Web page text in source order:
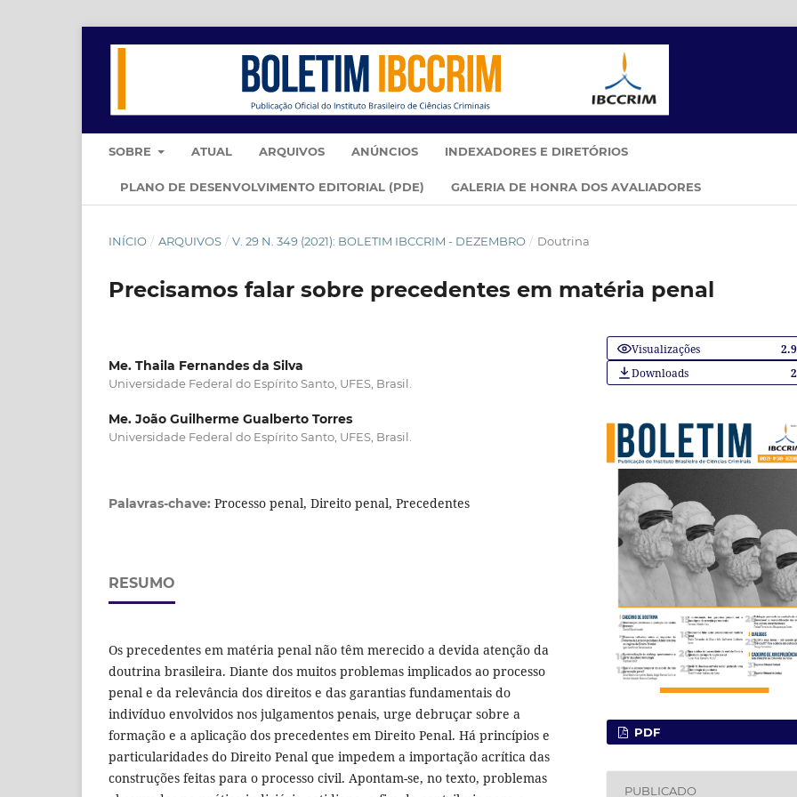
SOBRE ATUAL ARQUIVOS ANÚNCIOS INDEXADORES E DIRETÓRIOS
PLANO DE DESENVOLVIMENTO EDITORIAL (PDE) GALERIA DE HONRA DOS AVALIADORES
INÍCIO / ARQUIVOS / V. 29 N. 349 (2021): BOLETIM IBCCRIM - DEZEMBRO / Doutrina
Precisamos falar sobre precedentes em matéria penal
Me. Thaila Fernandes da Silva
Universidade Federal do Espírito Santo, UFES, Brasil.
Me. João Guilherme Gualberto Torres
Universidade Federal do Espírito Santo, UFES, Brasil.
Palavras-chave: Processo penal, Direito penal, Precedentes
RESUMO
Os precedentes em matéria penal não têm merecido a devida atenção da
doutrina brasileira. Diante dos muitos problemas implicados ao processo
penal e da relevância dos direitos e das garantias fundamentais do
indivíduo envolvidos nos julgamentos penais, urge debruçar sobre a
formação e a aplicação dos precedentes em Direito Penal. Há princípios e
particularidades do Direito Penal que impedem a importação acrítica das
construções feitas para o processo civil. Apontam-se, no texto, problemas
Visualizações
Downloads
PDF
PUBLICADO